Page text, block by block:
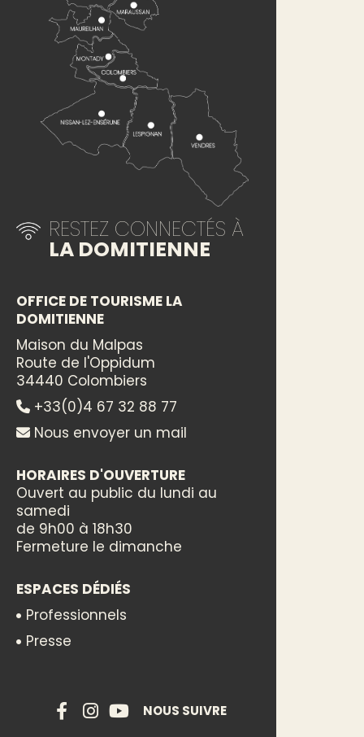
RESTEZ CONNECTÉS À
LA DOMITIENNE
OFFICE DE TOURISME LA
DOMITIENNE
Maison du Malpas
Route de l'Oppidum
34440 Colombiers
+33(0)4 67 32 88 77
Nous envoyer un mail
HORAIRES D'OUVERTURE
Ouvert au public du lundi au
samedi
de 9h00 à 18h30
Fermeture le dimanche
ESPACES DÉDIÉS
Professionnels
Presse
NOUS SUIVRE